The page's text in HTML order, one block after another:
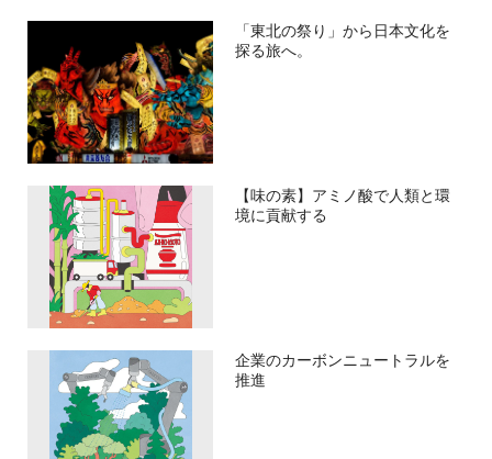
「東北の祭り」から日本文化を
探る旅へ。
【味の素】アミノ酸で人類と環
境に貢献する
企業のカーボンニュートラルを
推進